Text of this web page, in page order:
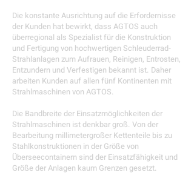
Die konstante Ausrichtung auf die Erfordernisse
der Kunden hat bewirkt, dass AGTOS auch
überregional als Spezialist für die Konstruktion
und Fertigung von hochwertigen Schleuderrad-
Strahlanlagen zum Aufrauen, Reinigen, Entrosten,
Entzundern und Verfestigen bekannt ist. Daher
arbeiten Kunden auf allen fünf Kontinenten mit
Strahlmaschinen von AGTOS.
Die Bandbreite der Einsatzmöglichkeiten der
Strahlmaschinen ist denkbar groß. Von der
Bearbeitung millimetergroßer Kettenteile bis zu
Stahlkonstruktionen in der Größe von
Überseecontainern sind der Einsatzfähigkeit und
Größe der Anlagen kaum Grenzen gesetzt.